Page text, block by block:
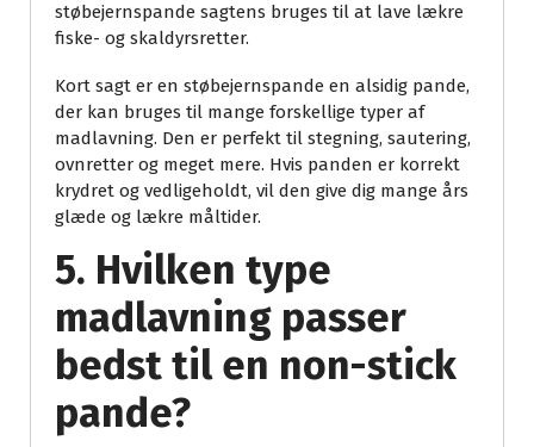
støbejernspande sagtens bruges til at lave lækre
fiske- og skaldyrsretter.
Kort sagt er en støbejernspande en alsidig pande,
der kan bruges til mange forskellige typer af
madlavning. Den er perfekt til stegning, sautering,
ovnretter og meget mere. Hvis panden er korrekt
krydret og vedligeholdt, vil den give dig mange års
glæde og lækre måltider.
5. Hvilken type
madlavning passer
bedst til en non-stick
pande?